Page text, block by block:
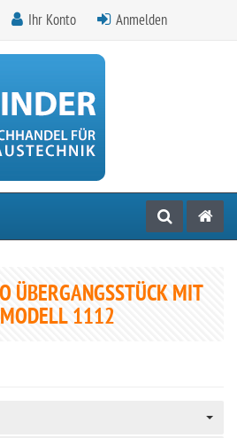
Ihr Konto Anmelden
ÜBERGANGSSTÜCK MIT
1112